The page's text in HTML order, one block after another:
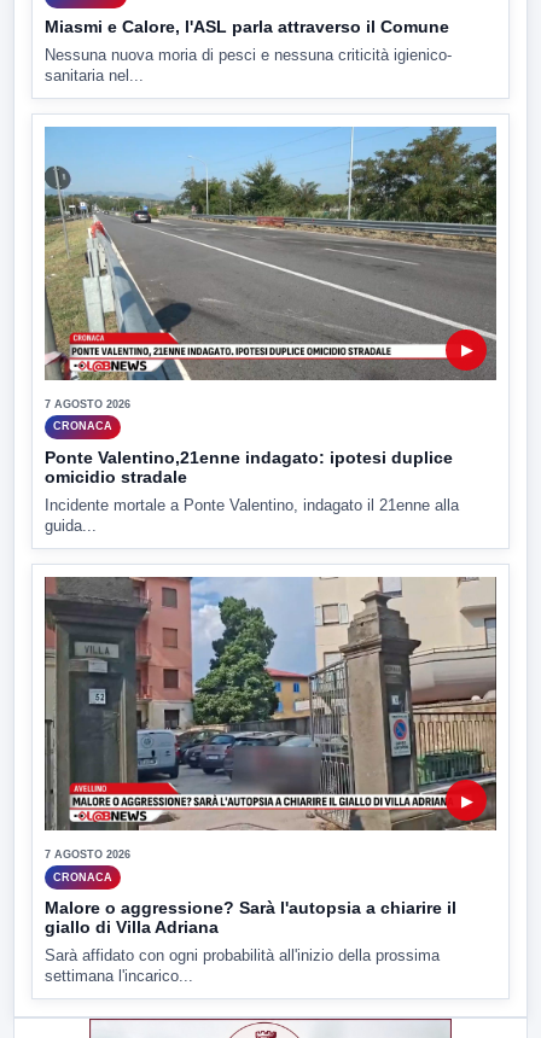
Miasmi e Calore, l'ASL parla attraverso il Comune
Nessuna nuova moria di pesci e nessuna criticità igienico-
sanitaria nel...
▶
7 AGOSTO 2026
CRONACA
Ponte Valentino,21enne indagato: ipotesi duplice
omicidio stradale
Incidente mortale a Ponte Valentino, indagato il 21enne alla
guida...
▶
7 AGOSTO 2026
CRONACA
Malore o aggressione? Sarà l'autopsia a chiarire il
giallo di Villa Adriana
Sarà affidato con ogni probabilità all'inizio della prossima
settimana l'incarico...